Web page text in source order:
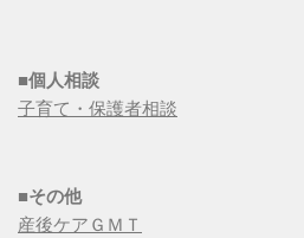
■個人相談
子育て・保護者相談
■その他
産後ケアＧＭＴ